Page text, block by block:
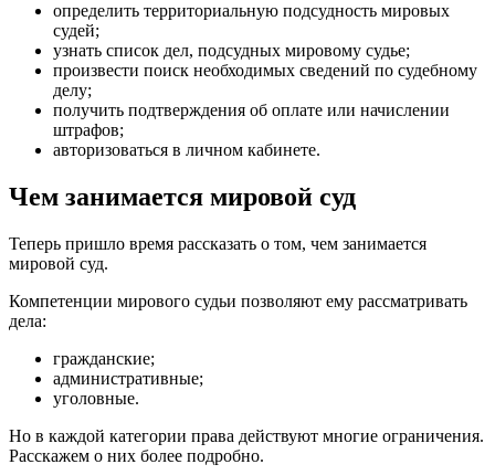
определить территориальную подсудность мировых
судей;
узнать список дел, подсудных мировому судье;
произвести поиск необходимых сведений по судебному
делу;
получить подтверждения об оплате или начислении
штрафов;
авторизоваться в личном кабинете.
Чем занимается мировой суд
Теперь пришло время рассказать о том, чем занимается
мировой суд.
Компетенции мирового судьи позволяют ему рассматривать
дела:
гражданские;
административные;
уголовные.
Но в каждой категории права действуют многие ограничения.
Расскажем о них более подробно.